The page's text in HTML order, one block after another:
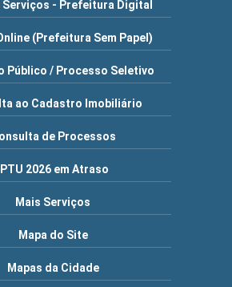
Serviços - Prefeitura Digital
(Prefeitura Sem Papel)
Público / Processo Seletivo
ao Cadastro Imobiliário
de Processos
IPTU 2026 em Atraso
Mais Serviços
Mapa do Site
Mapas da Cidade